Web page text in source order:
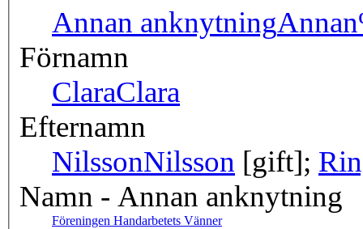
Annan anknytning
Förnamn
ClaraClara
Efternamn
NilssonNilsson [gift];
Namn - Annan anknytning
Föreningen Handarbetets Vänner